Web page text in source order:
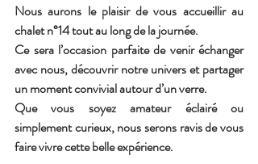
Nous aurons le plaisir de vous accueillir au
chalet n°14 tout au long de la journée.
Ce sera l’occasion parfaite de venir échanger
avec nous, découvrir notre univers et partager
un moment convivial autour d’un verre.
Que vous soyez amateur éclairé ou
simplement curieux, nous serons ravis de vous
faire vivre cette belle expérience.